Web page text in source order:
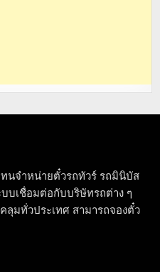
นจำหน่ายตั๋วรถทัวร์ รถมินิบัส
บเชื่อมต่อกับบริษัทรถต่าง ๆ
ลุมทั่วประเทศ สามารถจองตั๋ว